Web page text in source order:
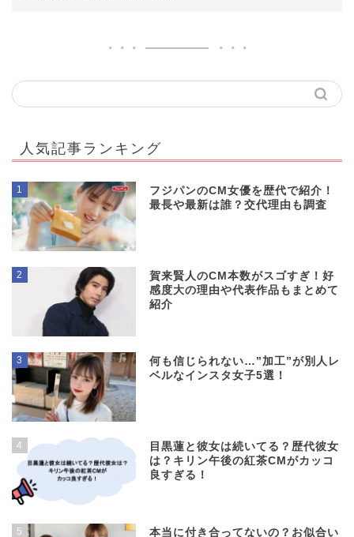
人気記事ランキング
1
フジパンのCM女優を歴代で紹介！
最長や最新は誰？交代理由も調査
2
賀来賢人のCM本数がスゴすぎ！好
感度大の理由や代表作品もまとめて
紹介
3
何も信じられない…”加工”が別人レ
ベルなインスタ女子5選！
4
目黒蓮と彼女は続いてる？歴代彼女
は？キリン午後の紅茶CMがカッコ
良すぎる！
5
本当に付き合ってないの？お似合い